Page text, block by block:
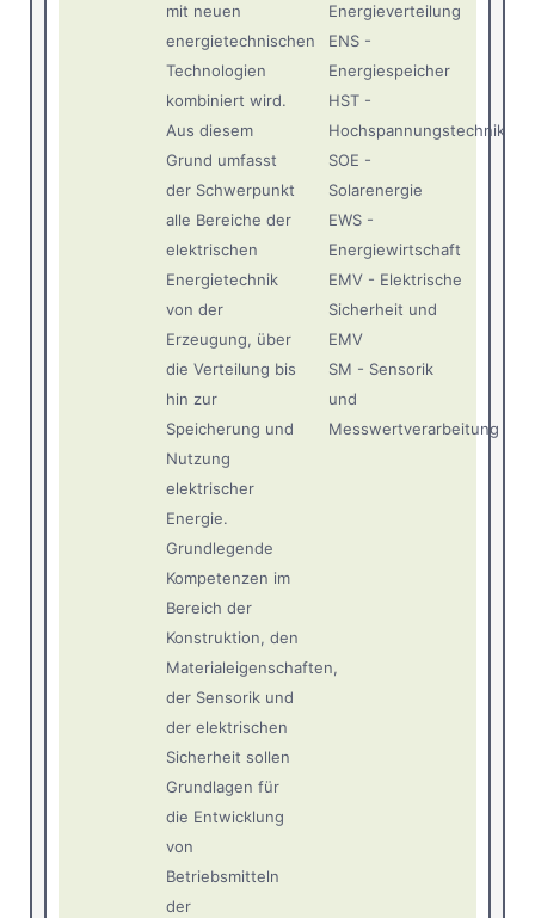
mit neuen
energietechnischen
Technologien
kombiniert wird.
Aus diesem
Grund umfasst
der Schwerpunkt
alle Bereiche der
elektrischen
Energietechnik
von der
Erzeugung, über
die Verteilung bis
hin zur
Speicherung und
Nutzung
elektrischer
Energie.
Grundlegende
Kompetenzen im
Bereich der
Konstruktion, den
Materialeigenschaften,
der Sensorik und
der elektrischen
Sicherheit sollen
Grundlagen für
die Entwicklung
von
Betriebsmitteln
der
Energieverteilung
ENS -
Energiespeicher
HST -
Hochspannungstechnik
SOE -
Solarenergie
EWS -
Energiewirtschaft
EMV - Elektrische
Sicherheit und
EMV
SM - Sensorik
und
Messwertverarbeitung